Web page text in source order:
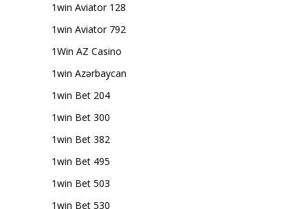
1win Aviator 128
1win Aviator 792
1Win AZ Casino
1win Azərbaycan
1win Bet 204
1win Bet 300
1win Bet 382
1win Bet 495
1win Bet 503
1win Bet 530